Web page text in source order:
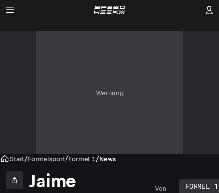
Werbung
Start/Formelsport/Formel 1/News
Jaime
Von
FORMEL 1